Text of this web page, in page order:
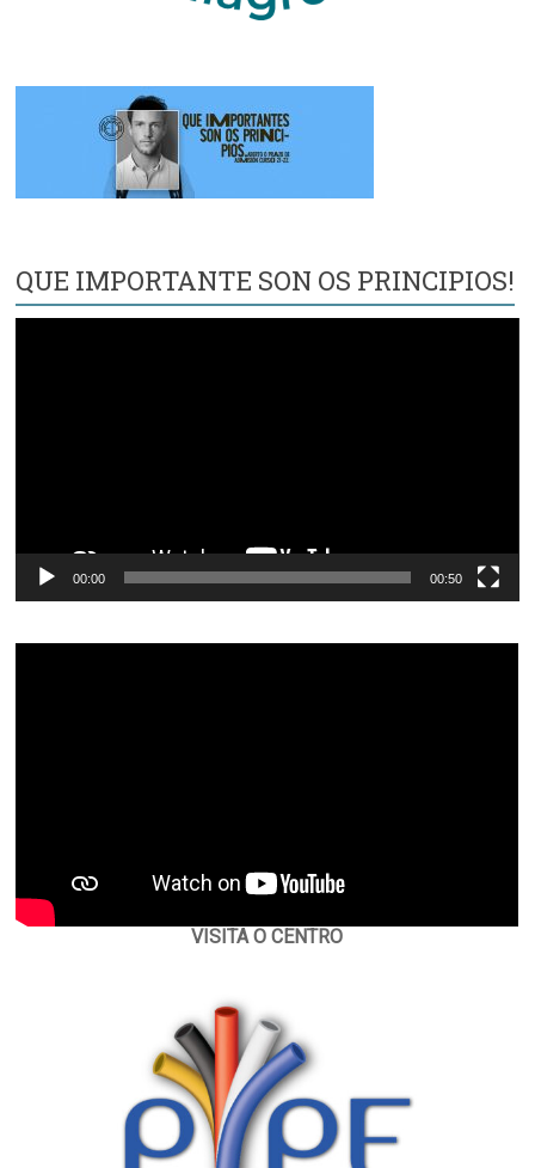
QUE IMPORTANTE SON OS PRINCIPIOS!
00:00 00:50
VISITA O CENTRO